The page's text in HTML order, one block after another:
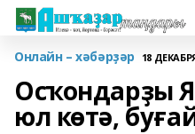
Онлайн – хәбәрҙәр 18
Осҡондарҙы
юл көтә,